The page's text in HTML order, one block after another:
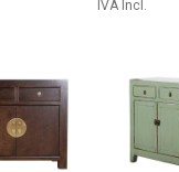
IVA Incl.